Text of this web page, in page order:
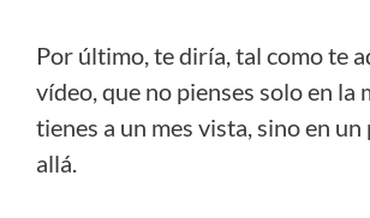
Por último, te diría, tal como te
vídeo, que no pienses solo en la
tienes a un mes vista, sino en un
allá.